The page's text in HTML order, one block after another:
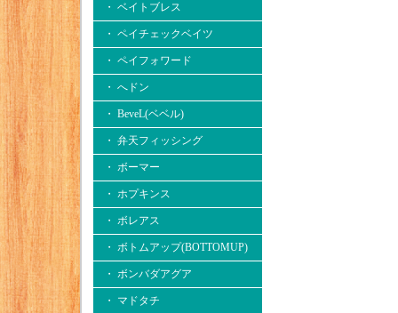
・ ベイトブレス
・ ペイチェックベイツ
・ ペイフォワード
・ へドン
・ BeveL(ベベル)
・ 弁天フィッシング
・ ボーマー
・ ホプキンス
・ ボレアス
・ ボトムアップ(BOTTOMUP)
・ ボンバダアグア
・ マドタチ